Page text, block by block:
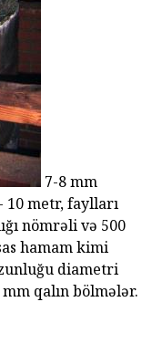
7-8 mm
metr, faylları
nömrəli və 500
hamam kimi
diametri
qalın bölmələr.